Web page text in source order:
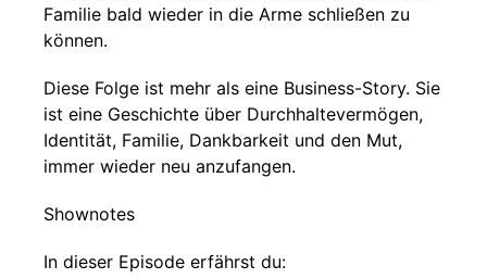
Familie bald wieder in die Arme schließen zu
können.
Diese Folge ist mehr als eine Business-Story. Sie
ist eine Geschichte über Durchhaltevermögen,
Identität, Familie, Dankbarkeit und den Mut,
immer wieder neu anzufangen.
Shownotes
In dieser Episode erfährst du: